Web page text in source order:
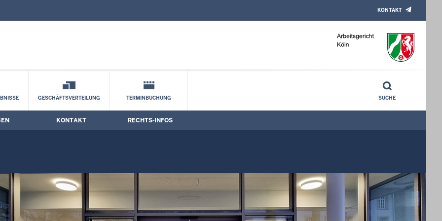
Kontaktformular
KONTAKT
GESCHÄFTSVERTEILUNG TERMINBUCHUNG SUCHE
KONTAKT RECHTS-INFOS